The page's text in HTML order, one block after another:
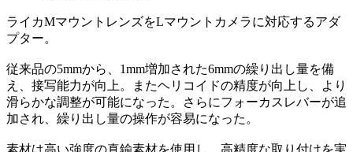
ライカMマウントレンズをLマウントカメラに対応するアダ
プター。
従来品の5mmから、1mm増加された6mmの繰り出し量を備
え、接写能力が向上。またヘリコイドの精度が向上し、より
滑らかな調整が可能になった。さらにフォーカスレバーが追
加され、繰り出し量の操作が容易になった。
素材は高い強度の真鍮素材を使用し、高精度な取り付けを実